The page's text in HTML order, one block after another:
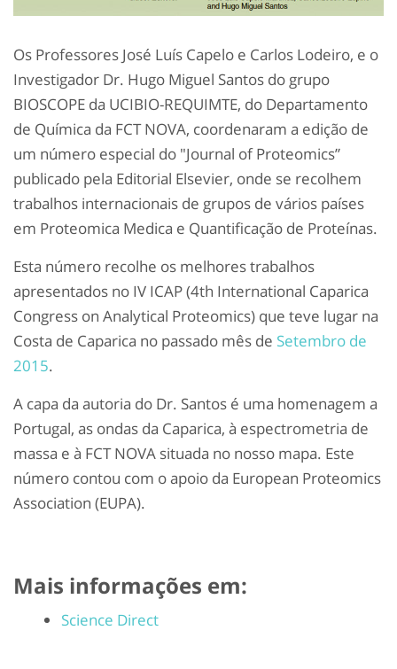
Os Professores José Luís Capelo e Carlos Lodeiro, e o
Investigador Dr. Hugo Miguel Santos do grupo
BIOSCOPE da UCIBIO-REQUIMTE, do Departamento
de Química da FCT NOVA, coordenaram a edição de
um número especial do "Journal of Proteomics”
publicado pela Editorial Elsevier, onde se recolhem
trabalhos internacionais de grupos de vários países
em Proteomica Medica e Quantificação de Proteínas.
Esta número recolhe os melhores trabalhos
apresentados no IV ICAP (4th International Caparica
Congress on Analytical Proteomics) que teve lugar na
Costa de Caparica no passado mês de Setembro de
2015.
A capa da autoria do Dr. Santos é uma homenagem a
Portugal, as ondas da Caparica, à espectrometria de
massa e à FCT NOVA situada no nosso mapa. Este
número contou com o apoio da European Proteomics
Association (EUPA).
Mais informações em:
Science Direct